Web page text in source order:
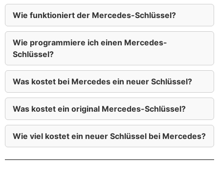
Wie funktioniert der Mercedes-Schlüssel?
Wie programmiere ich einen Mercedes-
Schlüssel?
Was kostet bei Mercedes ein neuer Schlüssel?
Was kostet ein original Mercedes-Schlüssel?
Wie viel kostet ein neuer Schlüssel bei Mercedes?